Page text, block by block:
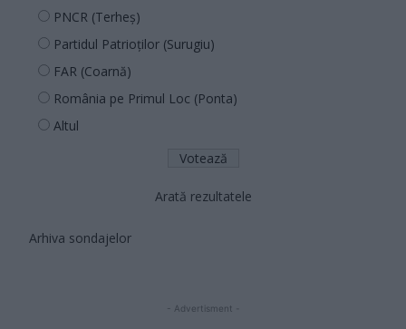
PNCR (Terheș)
Partidul Patrioților (Surugiu)
FAR (Coarnă)
România pe Primul Loc (Ponta)
Altul
Arată rezultatele
Arhiva sondajelor
- Advertisment -